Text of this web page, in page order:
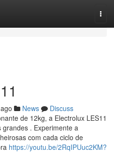
News
Discuss
de 12kg, a Electrolux LES11
. Experimente a
com cada ciclo de
https://youtu.be/2RqIPUuc2KM?